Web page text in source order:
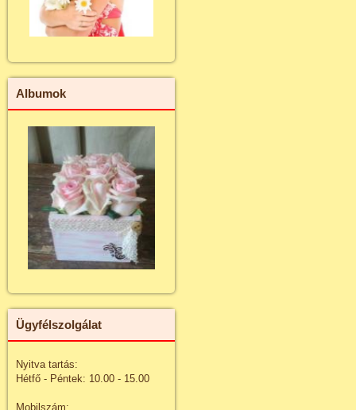
Albumok
Ügyfélszolgálat
Nyitva tartás:
Hétfő - Péntek: 10.00 - 15.00
Mobilszám: